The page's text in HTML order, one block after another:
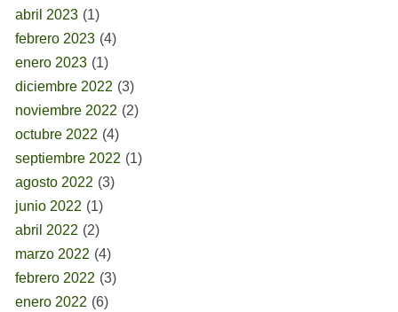
abril 2023 (1)
febrero 2023 (4)
enero 2023 (1)
diciembre 2022 (3)
noviembre 2022 (2)
octubre 2022 (4)
septiembre 2022 (1)
agosto 2022 (3)
junio 2022 (1)
abril 2022 (2)
marzo 2022 (4)
febrero 2022 (3)
enero 2022 (6)